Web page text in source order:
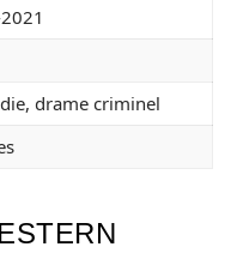
drame criminel